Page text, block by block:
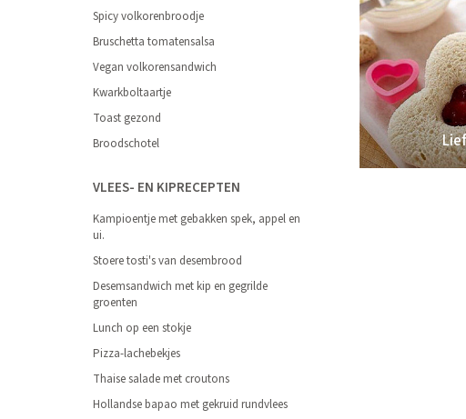
Spicy volkorenbroodje
Bruschetta tomatensalsa
Vegan volkorensandwich
Kwarkboltaartje
Toast gezond
Broodschotel
VLEES- EN KIPRECEPTEN
Kampioentje met gebakken spek, appel en
ui.
Stoere tosti's van desembrood
Desemsandwich met kip en gegrilde
groenten
Lunch op een stokje
Pizza-lachebekjes
Thaise salade met croutons
Hollandse bapao met gekruid rundvlees